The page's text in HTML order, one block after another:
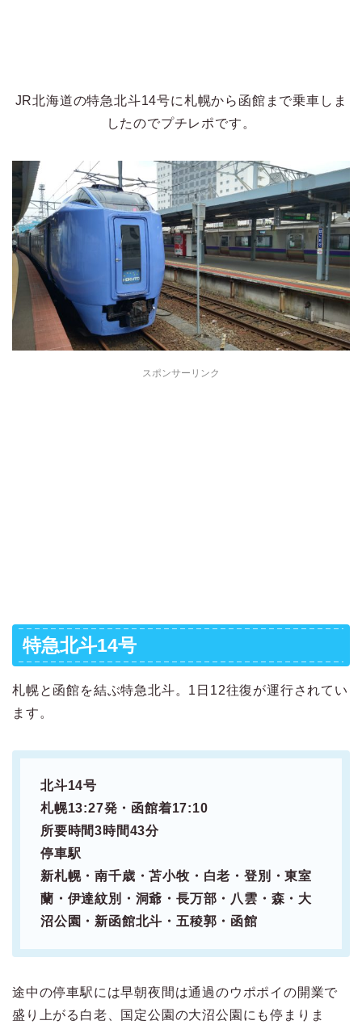
JR北海道の特急北斗14号に札幌から函館まで乗車しま
したのでプチレポです。
スポンサーリンク
特急北斗14号
札幌と函館を結ぶ特急北斗。1日12往復が運行されてい
ます。
北斗14号
札幌13:27発・函館着17:10
所要時間3時間43分
停車駅
新札幌・南千歳・苫小牧・白老・登別・東室
蘭・伊達紋別・洞爺・長万部・八雲・森・大
沼公園・新函館北斗・五稜郭・函館
途中の停車駅には早朝夜間は通過のウポポイの開業で
盛り上がる白老、国定公園の大沼公園にも停まりま